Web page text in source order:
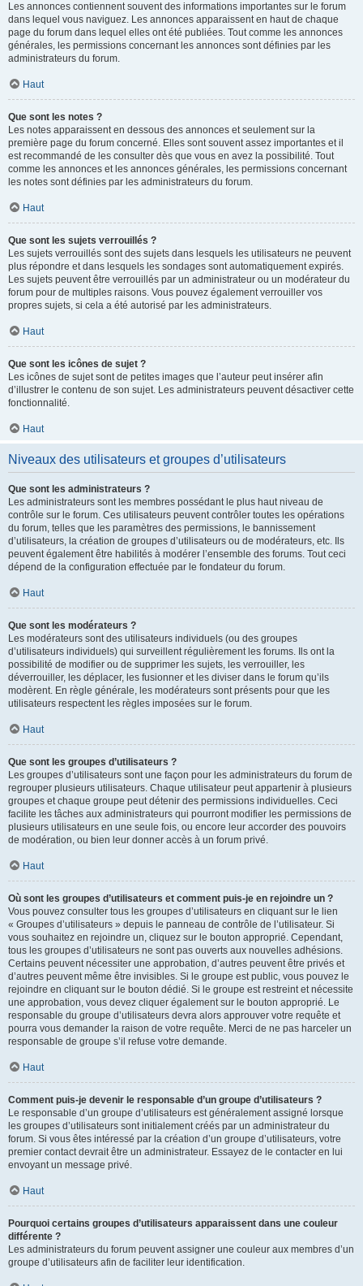
Les annonces contiennent souvent des informations importantes sur le forum
dans lequel vous naviguez. Les annonces apparaissent en haut de chaque
page du forum dans lequel elles ont été publiées. Tout comme les annonces
générales, les permissions concernant les annonces sont définies par les
administrateurs du forum.
Haut
Que sont les notes ?
Les notes apparaissent en dessous des annonces et seulement sur la
première page du forum concerné. Elles sont souvent assez importantes et il
est recommandé de les consulter dès que vous en avez la possibilité. Tout
comme les annonces et les annonces générales, les permissions concernant
les notes sont définies par les administrateurs du forum.
Haut
Que sont les sujets verrouillés ?
Les sujets verrouillés sont des sujets dans lesquels les utilisateurs ne peuvent
plus répondre et dans lesquels les sondages sont automatiquement expirés.
Les sujets peuvent être verrouillés par un administrateur ou un modérateur du
forum pour de multiples raisons. Vous pouvez également verrouiller vos
propres sujets, si cela a été autorisé par les administrateurs.
Haut
Que sont les icônes de sujet ?
Les icônes de sujet sont de petites images que l’auteur peut insérer afin
d’illustrer le contenu de son sujet. Les administrateurs peuvent désactiver cette
fonctionnalité.
Haut
Niveaux des utilisateurs et groupes d’utilisateurs
Que sont les administrateurs ?
Les administrateurs sont les membres possédant le plus haut niveau de
contrôle sur le forum. Ces utilisateurs peuvent contrôler toutes les opérations
du forum, telles que les paramètres des permissions, le bannissement
d’utilisateurs, la création de groupes d’utilisateurs ou de modérateurs, etc. Ils
peuvent également être habilités à modérer l’ensemble des forums. Tout ceci
dépend de la configuration effectuée par le fondateur du forum.
Haut
Que sont les modérateurs ?
Les modérateurs sont des utilisateurs individuels (ou des groupes
d’utilisateurs individuels) qui surveillent régulièrement les forums. Ils ont la
possibilité de modifier ou de supprimer les sujets, les verrouiller, les
déverrouiller, les déplacer, les fusionner et les diviser dans le forum qu’ils
modèrent. En règle générale, les modérateurs sont présents pour que les
utilisateurs respectent les règles imposées sur le forum.
Haut
Que sont les groupes d’utilisateurs ?
Les groupes d’utilisateurs sont une façon pour les administrateurs du forum de
regrouper plusieurs utilisateurs. Chaque utilisateur peut appartenir à plusieurs
groupes et chaque groupe peut détenir des permissions individuelles. Ceci
facilite les tâches aux administrateurs qui pourront modifier les permissions de
plusieurs utilisateurs en une seule fois, ou encore leur accorder des pouvoirs
de modération, ou bien leur donner accès à un forum privé.
Haut
Où sont les groupes d’utilisateurs et comment puis-je en rejoindre un ?
Vous pouvez consulter tous les groupes d’utilisateurs en cliquant sur le lien
« Groupes d’utilisateurs » depuis le panneau de contrôle de l’utilisateur. Si
vous souhaitez en rejoindre un, cliquez sur le bouton approprié. Cependant,
tous les groupes d’utilisateurs ne sont pas ouverts aux nouvelles adhésions.
Certains peuvent nécessiter une approbation, d’autres peuvent être privés et
d’autres peuvent même être invisibles. Si le groupe est public, vous pouvez le
rejoindre en cliquant sur le bouton dédié. Si le groupe est restreint et nécessite
une approbation, vous devez cliquer également sur le bouton approprié. Le
responsable du groupe d’utilisateurs devra alors approuver votre requête et
pourra vous demander la raison de votre requête. Merci de ne pas harceler un
responsable de groupe s’il refuse votre demande.
Haut
Comment puis-je devenir le responsable d’un groupe d’utilisateurs ?
Le responsable d’un groupe d’utilisateurs est généralement assigné lorsque
les groupes d’utilisateurs sont initialement créés par un administrateur du
forum. Si vous êtes intéressé par la création d’un groupe d’utilisateurs, votre
premier contact devrait être un administrateur. Essayez de le contacter en lui
envoyant un message privé.
Haut
Pourquoi certains groupes d’utilisateurs apparaissent dans une couleur
différente ?
Les administrateurs du forum peuvent assigner une couleur aux membres d’un
groupe d’utilisateurs afin de faciliter leur identification.